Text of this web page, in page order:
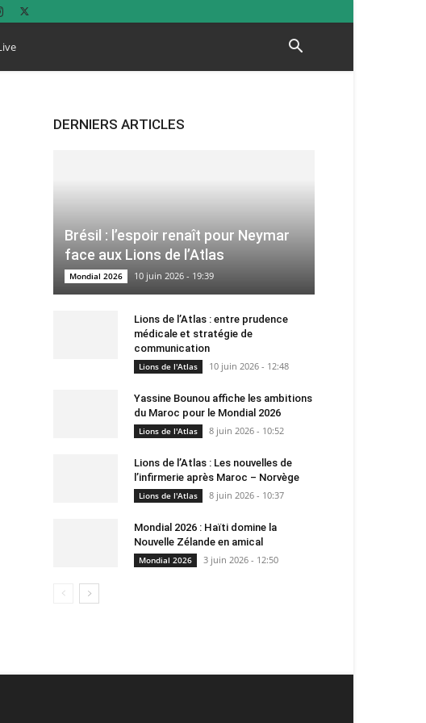
DERNIERS ARTICLES
Brésil : l’espoir renaît pour Neymar
face aux Lions de l’Atlas
Mondial 2026 10 juin 2026 - 19:39
Lions de l’Atlas : entre prudence
médicale et stratégie de
communication
Lions de l'Atlas 10 juin 2026 - 12:48
Yassine Bounou affiche les ambitions
du Maroc pour le Mondial 2026
Lions de l'Atlas 8 juin 2026 - 10:52
Lions de l’Atlas : Les nouvelles de
l’infirmerie après Maroc – Norvège
Lions de l'Atlas 8 juin 2026 - 10:37
Mondial 2026 : Haïti domine la
Nouvelle Zélande en amical
Mondial 2026 3 juin 2026 - 12:50